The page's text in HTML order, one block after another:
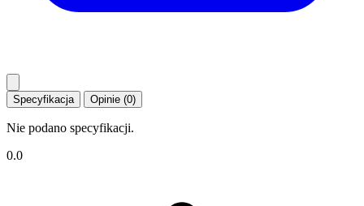
Specyfikacja Opinie (0)
Nie podano specyfikacji.
0.0